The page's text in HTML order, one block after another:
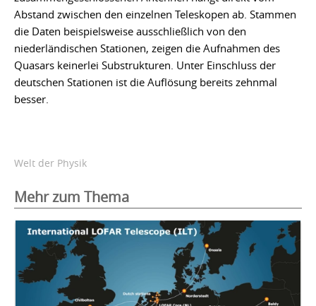
Abstand zwischen den einzelnen Teleskopen ab. Stammen
die Daten beispielsweise ausschließlich von den
niederländischen Stationen, zeigen die Aufnahmen des
Quasars keinerlei Substrukturen. Unter Einschluss der
deutschen Stationen ist die Auflösung bereits zehnmal
besser.
Welt der Physik
Mehr zum Thema